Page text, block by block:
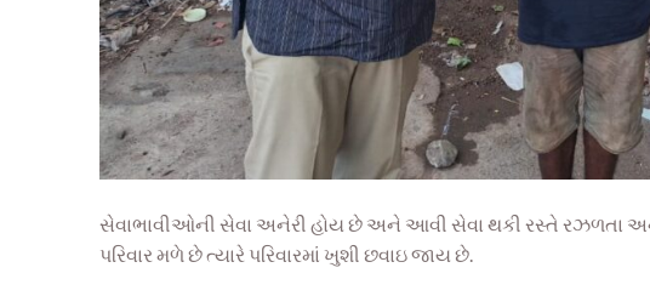
સેવાભાવીઓની સેવા અનેરી હોય છે અને આવી સેવા થકી રસ્તે રઝળતા અને
પરિવાર મળે છે ત્યારે પરિવારમાં ખુશી છવાઇ જાય છે.